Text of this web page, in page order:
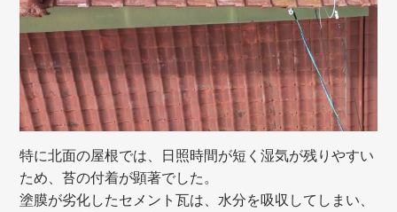
特に北面の屋根では、日照時間が短く湿気が残りやすい
ため、苔の付着が顕著でした。
塗膜が劣化したセメント瓦は、水分を吸収してしまい、